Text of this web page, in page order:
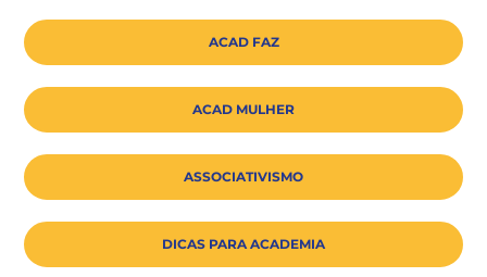
ACAD FAZ
ACAD MULHER
ASSOCIATIVISMO
DICAS PARA ACADEMIA